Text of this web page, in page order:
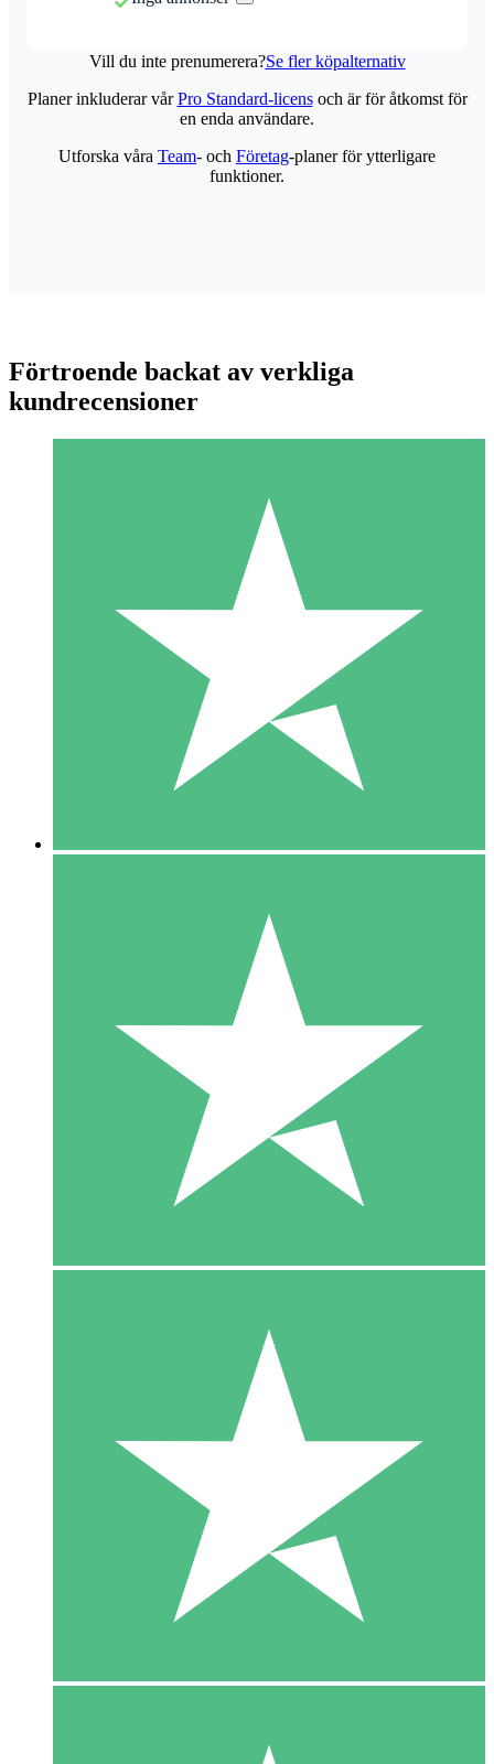
Vill du inte prenumerera?Se fler köpalternativ
Individuella Kreditpaket
Betala per användning med nedladdningskrediter. Inget
1 Nedladdningar
10 00
10 Nedladdningar
20 00
Planer inkluderar vårPro Standard-licensoch är för åtkomst för
en enda användare.
Utforska våra Team- och Företag-planer för ytterligare
funktioner.
Förtroende backat av verkliga
kundrecensioner